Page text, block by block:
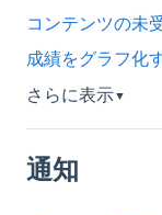
コンテンツの未
成績をグラフ化
さらに表示▼
通知